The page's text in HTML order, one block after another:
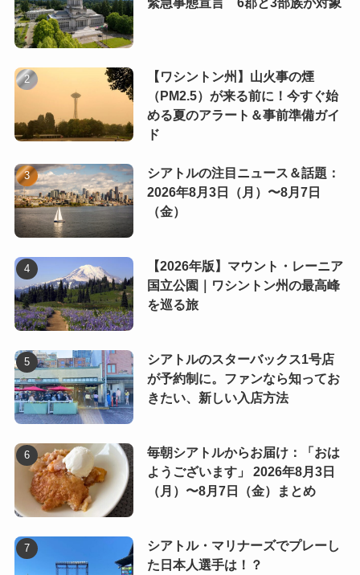
緊急事態宣言 6郡と3部族が対象
【ワシントン州】山火事の煙
（PM2.5）が来る前に！今すぐ始
める夏のアラート＆事前準備ガイ
ド
シアトルの注目ニュース＆話題：
2026年8月3日（月）〜8月7日
（金）
【2026年版】マウント・レーニア
国立公園｜ワシントン州の最高峰
を巡る旅
シアトルのスターバックス1号店
が予約制に。ファンなら知ってお
きたい、新しい入店方法
毎朝シアトルからお届け：「おは
ようございます」 2026年8月3日
（月）〜8月7日（金）まとめ
シアトル・マリナーズでプレーし
た日本人選手は！？